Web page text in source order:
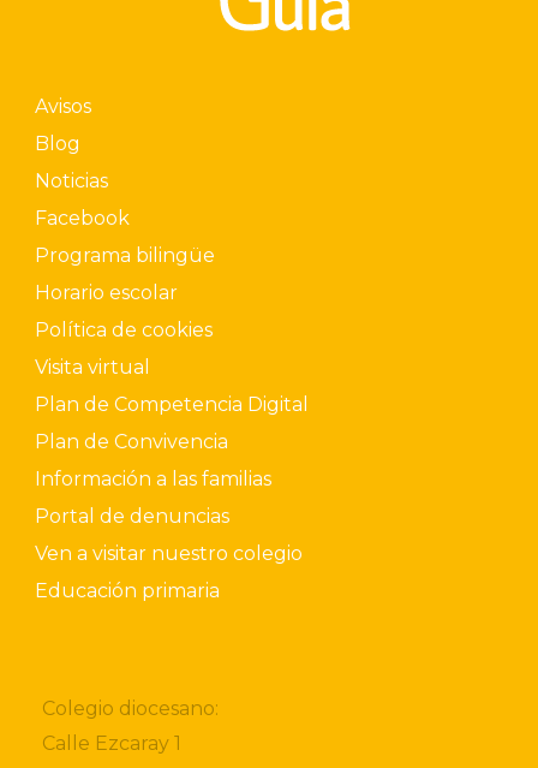
Avisos
Blog
Noticias
Facebook
Programa bilingüe
Horario escolar
Política de cookies
Visita virtual
Plan de Competencia Digital
Plan de Convivencia
Información a las familias
Portal de denuncias
Ven a visitar nuestro colegio
Educación primaria
Colegio diocesano:
Calle Ezcaray 1